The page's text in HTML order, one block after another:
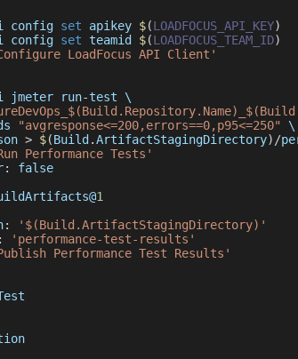
config set apikey $(LOADFOCUS_API_KEY)
config set teamid $(LOADFOCUS_TEAM_ID)
LoadFocus API Client'
jmeter run-test \
"avgresponse<=200,errors==0,p95<=250"
\
> $(Build .ArtifactStagingDirectory) /
Performance Tests'
:
false
@1
:
'$(Build.ArtifactStagingDirectory)'
:
'performance-test-results'
Performance Test Results'